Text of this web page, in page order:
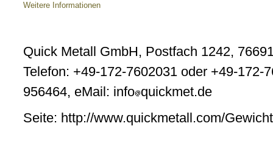
Weitere Informationen
Quick Metall GmbH, Postfach 1242,
Telefon: +49-172-7602031 oder +49-172-
956464, eMail: info quickmet.de
Seite: http://www.quickmetall.com/